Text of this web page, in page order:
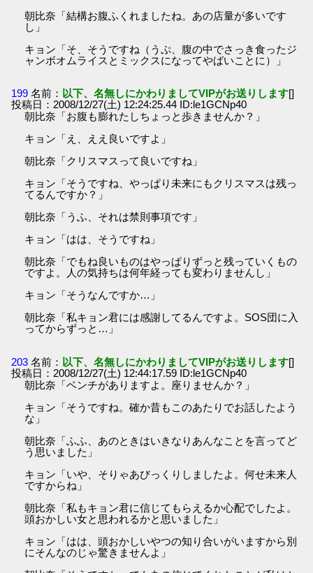
朝比奈「結構お腹ふくれましたね。あの店量が多いです
し」
キョン「そ、そうですね（うぷ、腹の中でさっき食ったジ
ャンボオムライスとミックスになってやばいことに）」
199 名前： 以下、名無しにかわりましてVIPがお送りします[]
投稿日：2008/12/27(土) 12:24:25.44 ID:le1GCNp40
朝比奈「お腹も膨れたしちょっと歩きませんか？」
キョン「え、ええ良いですよ」
朝比奈「クリスマスって良いですね」
キョン「そうですね、やっぱり未来にもクリスマスは残っ
てるんですか？」
朝比奈「うふ、それは禁則事項です」
キョン「はは、そうですね」
朝比奈「でもね良いものはやっぱりずっと残っていくもの
ですよ。人の気持ちは何年経っても変わりませんし」
キョン「そうなんですか…」
朝比奈「私キョン君には感謝してるんですよ。SOS団に入
ってからずっと…」
203 名前： 以下、名無しにかわりましてVIPがお送りします[]
投稿日：2008/12/27(土) 12:44:17.59 ID:le1GCNp40
朝比奈「ベンチがありますよ。座りませんか？」
キョン「そうですね。確か昔もこのあたりでお話したよう
な」
朝比奈「ふふ、あのときはいきなりあんなことを言ってど
う思いました」
キョン「いや、そりゃあびっくりしましたよ。何せ未来人
ですからね」
朝比奈「私もキョン君に信じてもらえるか心配でしたよ。
頭おかしい女と思われるかと思いました」
キョン「はは、頭おかしいやつの知り合いがいますから別
にそんなのじゃ驚きませんよ」